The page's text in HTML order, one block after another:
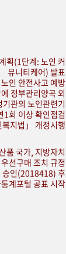
획(1단계: 노인 커
뮤니티케어) 발표
인 안전사고 예방
정부관리양곡 외
관의 노인관련기
1회 이상 확인점검
지법」 개정시행
품 국가, 지방자치
선구매 조치 규정
승인(2018418) 후
계포털 공표 시작